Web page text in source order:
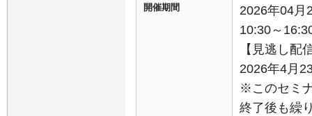
開催期間
2026年04月
10:30～
【見逃し配
2026年4月
※このセミ
終了後も繰